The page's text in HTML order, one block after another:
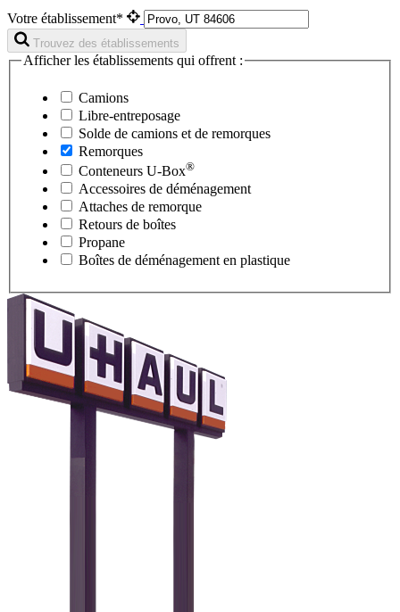
Votre établissement*
Trouvez des établissements
Afficher les établissements qui offrent :
Camions
Libre-entreposage
Solde de camions et de remorques
Remorques
Conteneurs U-Box®
Accessoires de déménagement
Attaches de remorque
Retours de boîtes
Propane
Boîtes de déménagement en plastique